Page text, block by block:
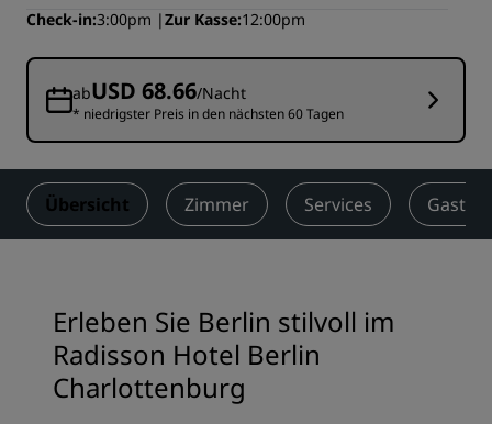
Check-in 3:00pm Zur Kasse 12:00pm
abUSD 68.66/Nacht
* niedrigster Preis in den nächsten 60 Tagen
Übersicht Zimmer Services
Erleben Sie Berlin stilvoll im
Radisson Hotel Berlin
Charlottenburg